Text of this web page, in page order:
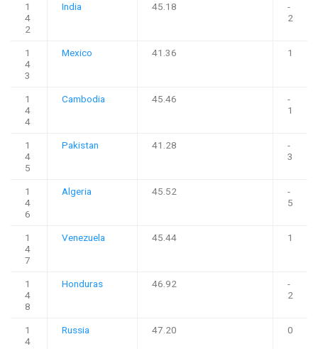
1
4
2
India 45.18
-
2
1
4
3
Mexico 41.36 1
1
4
4
Cambodia 45.46
-
1
1
4
5
Pakistan 41.28
-
3
1
4
6
Algeria 45.52
-
5
1
4
7
Venezuela 45.44 1
1
4
8
Honduras 46.92
-
2
1
4
Russia 47.20 0